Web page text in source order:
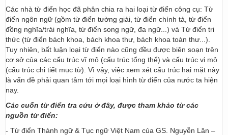
Các nhà từ điển học đã phân chia ra hai loại từ điển công cụ: Từ
điển ngôn ngữ (gồm từ điển tường giải, từ điển chính tả, từ điển
đồng nghĩa/trái nghĩa, từ điển song ngữ, đa ngữ...) và Từ điển tri
thức (từ điển bách khoa, bách khoa thư, bách khoa toàn thư...).
Tuy nhiên, bất luận loại từ điển nào cũng đều được biên soạn trên
cơ sở của các cấu trúc vĩ mô (cấu trúc tổng thể) và cấu trúc vi mô
(cấu trúc chi tiết mục từ). Vì vậy, việc xem xét cấu trúc hai mặt này
là vấn đề phải quan tâm tới mọi loại hình từ điển của nước ta hiện
nay.
Các cuốn từ điển tra cứu ở đây, được tham khảo từ các
nguồn từ điển:
- Từ điển Thành ngữ & Tục ngữ Việt Nam của GS. Nguyễn Lân –